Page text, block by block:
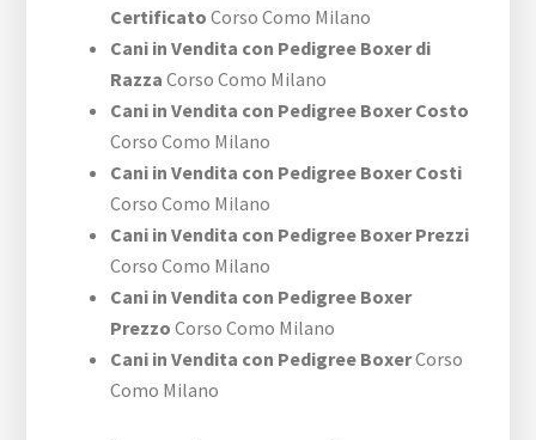
Certificato Corso Como Milano
Cani in Vendita con Pedigree Boxer di
Razza Corso Como Milano
Cani in Vendita con Pedigree Boxer Costo
Corso Como Milano
Cani in Vendita con Pedigree Boxer Costi
Corso Como Milano
Cani in Vendita con Pedigree Boxer Prezzi
Corso Como Milano
Cani in Vendita con Pedigree Boxer
Prezzo Corso Como Milano
Cani in Vendita con Pedigree BoxerCorso
Como Milano